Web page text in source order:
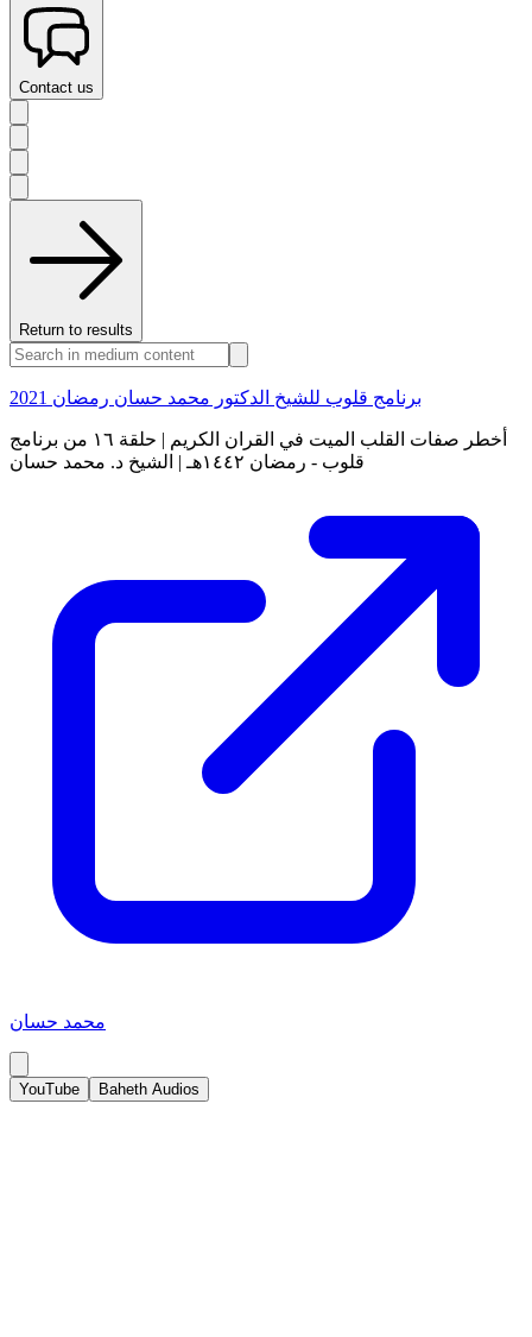
Contact us
Return to results
برنامج قلوب للشيخ الدكتور محمد حسان رمضان 2021
أخطر صفات القلب الميت في القران الكريم | حلقة ١٦ من برنامج
قلوب - رمضان ١٤٤٢هـ | الشيخ د. محمد حسان
محمد حسان
YouTube Baheth Audios